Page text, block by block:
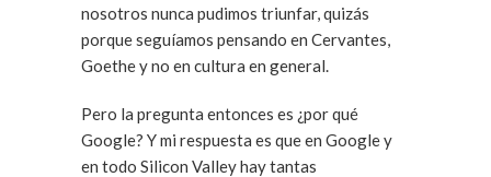
nosotros nunca pudimos triunfar, quizás
porque seguíamos pensando en Cervantes,
Goethe y no en cultura en general.
Pero la pregunta entonces es ¿por qué
Google? Y mi respuesta es que en Google y
en todo Silicon Valley hay tantas